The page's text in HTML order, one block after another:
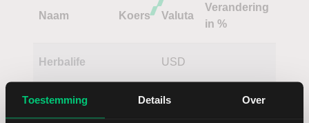
Toestemming Details Over
Naam Koers Valuta
Verandering
in %
Herbalife USD
The Kraft
Heinz
USD